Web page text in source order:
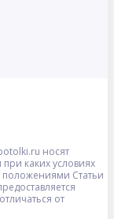
носят
каких условиях
Статьи
от